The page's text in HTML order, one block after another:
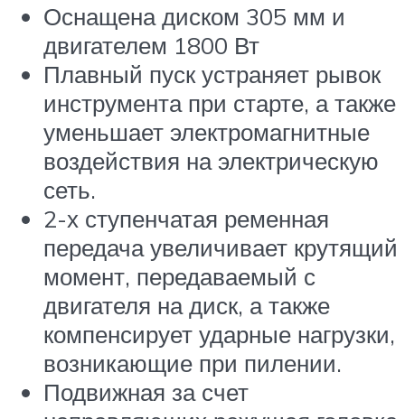
Оснащена диском 305 мм и
двигателем 1800 Вт
Плавный пуск устраняет рывок
инструмента при старте, а также
уменьшает электромагнитные
воздействия на электрическую
сеть.
2-х ступенчатая ременная
передача увеличивает крутящий
момент, передаваемый с
двигателя на диск, а также
компенсирует ударные нагрузки,
возникающие при пилении.
Подвижная за счет